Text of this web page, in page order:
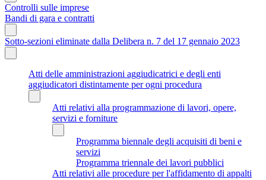
Controlli sulle imprese
Bandi di gara e contratti
Sotto-sezioni eliminate dalla Delibera n. 7 del 17 gennaio 2023
Atti delle amministrazioni aggiudicatrici e degli enti
aggiudicatori distintamente per ogni procedura
Atti relativi alla programmazione di lavori, opere,
servizi e forniture
Programma biennale degli acquisiti di beni e
servizi
Programma triennale dei lavori pubblici
Atti relativi alle procedure per l'affidamento di appalti